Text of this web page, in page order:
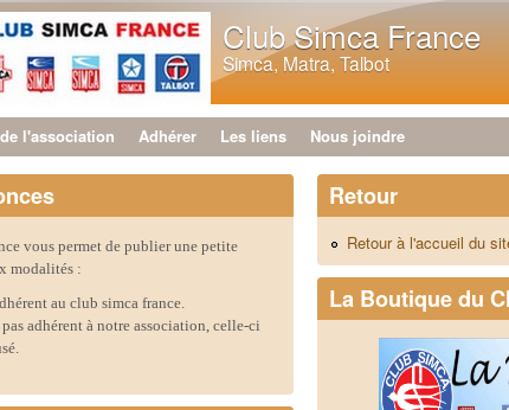
Club Simca France
Simca, Matra, Talbot
l'association Adhérer Les liens Nous joindre
vous permet de publier une petite
modalités :
au club simca france.
adhérent à notre association, celle-ci
Retour
Retour à l'accueil du
La Boutique du